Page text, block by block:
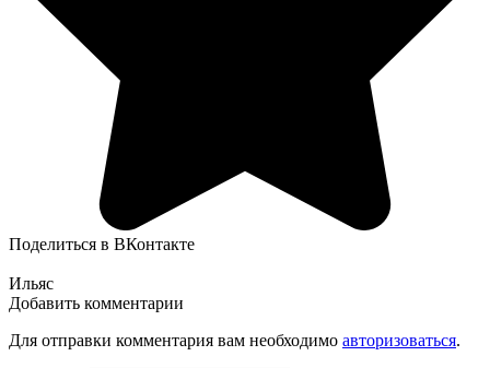
Поделиться в ВКонтакте
Ильяс
Добавить комментарии
Для отправки комментария вам необходимо авторизоваться.